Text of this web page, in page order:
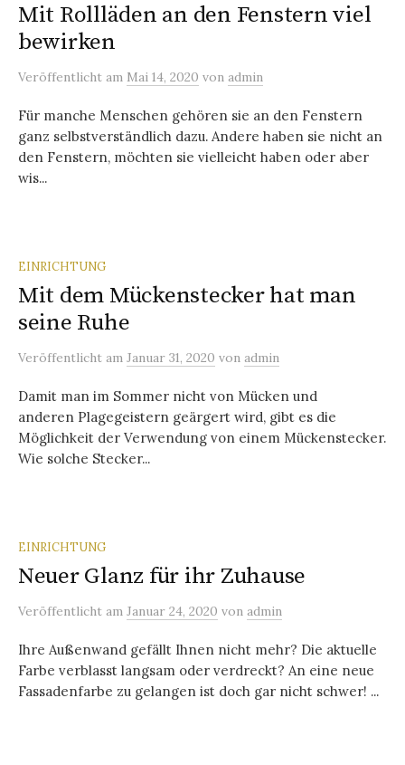
Mit Rollläden an den Fenstern viel
bewirken
Veröffentlicht am Mai 14, 2020 von admin
Für manche Menschen gehören sie an den Fenstern
ganz selbstverständlich dazu. Andere haben sie nicht an
den Fenstern, möchten sie vielleicht haben oder aber
wis...
EINRICHTUNG
Mit dem Mückenstecker hat man
seine Ruhe
Veröffentlicht am Januar 31, 2020 von admin
Damit man im Sommer nicht von Mücken und
anderen Plagegeistern geärgert wird, gibt es die
Möglichkeit der Verwendung von einem Mückenstecker.
Wie solche Stecker...
EINRICHTUNG
Neuer Glanz für ihr Zuhause
Veröffentlicht am Januar 24, 2020 von admin
Ihre Außenwand gefällt Ihnen nicht mehr? Die aktuelle
Farbe verblasst langsam oder verdreckt? An eine neue
Fassadenfarbe zu gelangen ist doch gar nicht schwer! ...